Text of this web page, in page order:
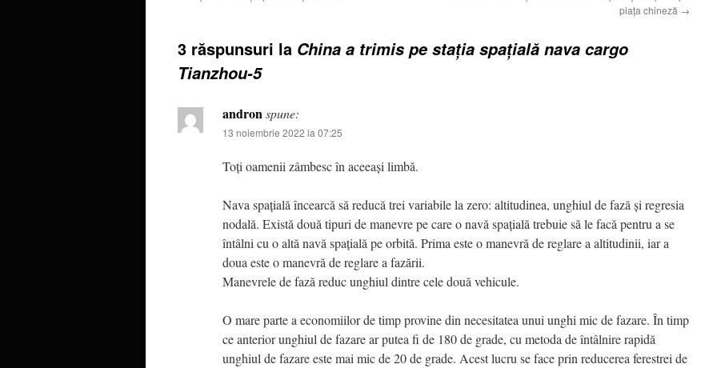
piața chineză →
3 răspunsuri la China a trimis pe stația spațială nava cargo
Tianzhou-5
andronspune:
13 noiembrie 2022 la 07:25
Toți oamenii zâmbesc în aceeași limbă.
Nava spațială încearcă să reducă trei variabile la zero: altitudinea, unghiul de fază și regresia
nodală. Există două tipuri de manevre pe care o navă spațială trebuie să le facă pentru a se
întâlni cu o altă navă spațială pe orbită. Prima este o manevră de reglare a altitudinii, iar a
doua este o manevră de reglare a fazării.
Manevrele de fază reduc unghiul dintre cele două vehicule.
O mare parte a economiilor de timp provine din necesitatea unui unghi mic de fazare. În timp
ce anterior unghiul de fazare ar putea fi de 180 de grade, cu metoda de întâlnire rapidă
unghiul de fazare este mai mic de 20 de grade. Acest lucru se face prin reducerea ferestrei de